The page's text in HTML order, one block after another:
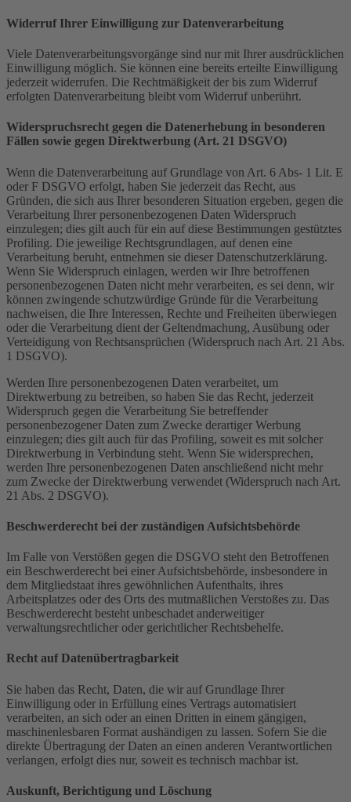
Widerruf Ihrer Einwilligung zur Datenverarbeitung
Viele Datenverarbeitungsvorgänge sind nur mit Ihrer ausdrücklichen
Einwilligung möglich. Sie können eine bereits erteilte Einwilligung
jederzeit widerrufen. Die Rechtmäßigkeit der bis zum Widerruf
erfolgten Datenverarbeitung bleibt vom Widerruf unberührt.
Widerspruchsrecht gegen die Datenerhebung in besonderen
Fällen sowie gegen Direktwerbung (Art. 21 DSGVO)
Wenn die Datenverarbeitung auf Grundlage von Art. 6 Abs- 1 Lit. E
oder F DSGVO erfolgt, haben Sie jederzeit das Recht, aus
Gründen, die sich aus Ihrer besonderen Situation ergeben, gegen die
Verarbeitung Ihrer personenbezogenen Daten Widerspruch
einzulegen; dies gilt auch für ein auf diese Bestimmungen gestütztes
Profiling. Die jeweilige Rechtsgrundlagen, auf denen eine
Verarbeitung beruht, entnehmen sie dieser Datenschutzerklärung.
Wenn Sie Widerspruch einlagen, werden wir Ihre betroffenen
personenbezogenen Daten nicht mehr verarbeiten, es sei denn, wir
können zwingende schutzwürdige Gründe für die Verarbeitung
nachweisen, die Ihre Interessen, Rechte und Freiheiten überwiegen
oder die Verarbeitung dient der Geltendmachung, Ausübung oder
Verteidigung von Rechtsansprüchen (Widerspruch nach Art. 21 Abs.
1 DSGVO).
Werden Ihre personenbezogenen Daten verarbeitet, um
Direktwerbung zu betreiben, so haben Sie das Recht, jederzeit
Widerspruch gegen die Verarbeitung Sie betreffender
personenbezogener Daten zum Zwecke derartiger Werbung
einzulegen; dies gilt auch für das Profiling, soweit es mit solcher
Direktwerbung in Verbindung steht. Wenn Sie widersprechen,
werden Ihre personenbezogenen Daten anschließend nicht mehr
zum Zwecke der Direktwerbung verwendet (Widerspruch nach Art.
21 Abs. 2 DSGVO).
Beschwerde­recht bei der zuständigen Aufsichts­behörde
Im Falle von Verstößen gegen die DSGVO steht den Betroffenen
ein Beschwerderecht bei einer Aufsichtsbehörde, insbesondere in
dem Mitgliedstaat ihres gewöhnlichen Aufenthalts, ihres
Arbeitsplatzes oder des Orts des mutmaßlichen Verstoßes zu. Das
Beschwerderecht besteht unbeschadet anderweitiger
verwaltungsrechtlicher oder gerichtlicher Rechtsbehelfe.
Recht auf Daten­übertrag­barkeit
Sie haben das Recht, Daten, die wir auf Grundlage Ihrer
Einwilligung oder in Erfüllung eines Vertrags automatisiert
verarbeiten, an sich oder an einen Dritten in einem gängigen,
maschinenlesbaren Format aushändigen zu lassen. Sofern Sie die
direkte Übertragung der Daten an einen anderen Verantwortlichen
verlangen, erfolgt dies nur, soweit es technisch machbar ist.
Auskunft, Berichtigung und Löschung